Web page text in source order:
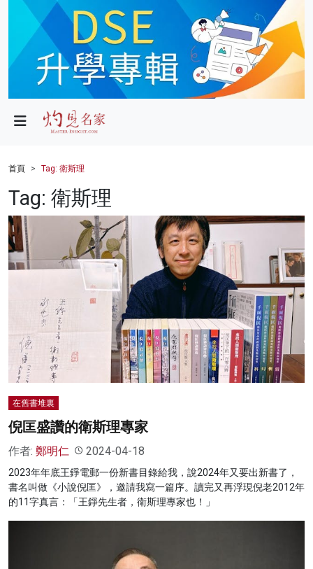
政局
財經
健康
商業
影片
名家榜
灼見活動
首頁 Tag: 衛斯理
Tag: 衛斯理
在舊書堆裏
倪匡盛讚的衛斯理專家
作者: 鄭明仁 2024-04-18
2023年年底王錚電郵一份新書目錄給我，說2024年又要出新書了，
書名叫做《小說倪匡》，邀請我寫一篇序。讀完又再浮現倪老2012年
的11字真言：「王錚先生者，衛斯理專家也！」